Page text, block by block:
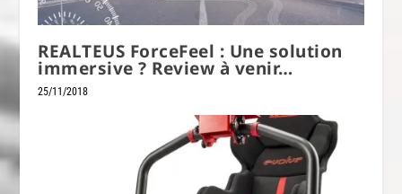
REALTEUS ForceFeel : Une solution
immersive ? Review à venir…
25/11/2018